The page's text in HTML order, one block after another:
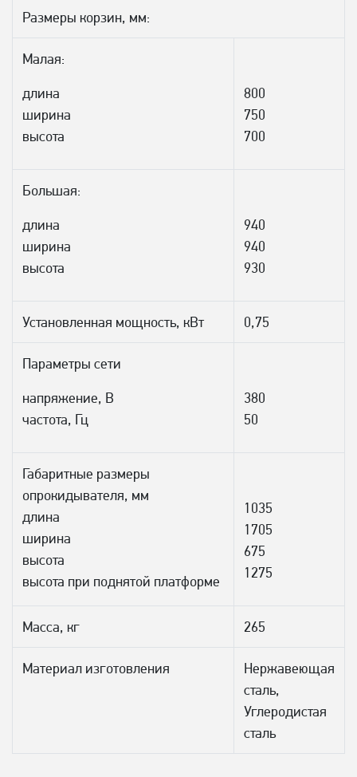
Размеры корзин, мм:
Малая:
длина
ширина
высота
800
750
700
Большая:
длина
ширина
высота
940
940
930
Установленная мощность, кВт 0,75
Параметры сети
напряжение, В
частота, Гц
380
50
Габаритные размеры
опрокидывателя, мм
длина
ширина
высота
высота при поднятой платформе
1035
1705
675
1275
Масса, кг 265
Материал изготовления
Нержавеющая
сталь,
Углеродистая
сталь